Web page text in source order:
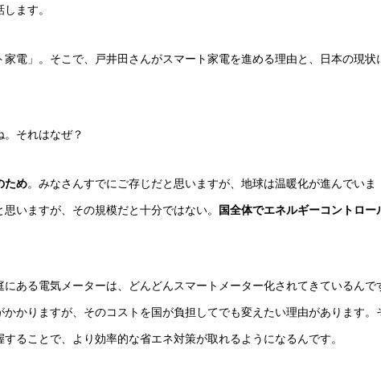
ます。
電」。そこで、戸井田さんがスマート家電を進める理由と、日本の現状
それはなぜ？
ため。みなさんすでにご存じだと思いますが、地球は温暖化が進んでいま
いますが、その規模だと十分ではない。 国全体でエネルギーコントロー
ある電気メーターは、どんどんスマートメーター化されてきているんで
かりますが、そのコストを国が負担してでも変えたい理由があります。
ることで、より効率的な省エネ対策が取れるようになるんです。